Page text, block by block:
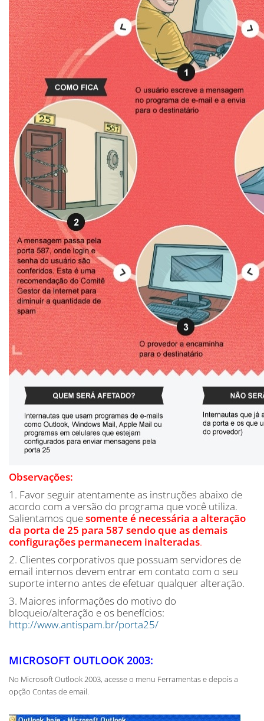
Observações:
1. Favor seguir atentamente as instruções abaixo de
acordo com a versão do programa que você utiliza.
Salientamos quesomente é necessária a alteração
da porta de 25 para 587 sendo que as demais
configurações permanecem inalteradas.
2. Clientes corporativos que possuam servidores de
email internos devem entrar em contato com o seu
suporte interno antes de efetuar qualquer alteração.
3. Maiores informações do motivo do
bloqueio/alteração e os benefícios:
http://www.antispam.br/porta25/
MICROSOFT OUTLOOK 2003:
No Microsoft Outlook 2003, acesse o menu Ferramentas e depois a
opção Contas de email.